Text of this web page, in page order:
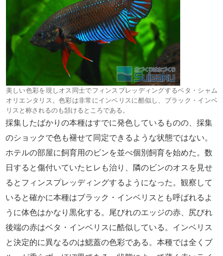
美しい色彩を現しオス同士でフィンスプレッディングするベタ・シャム
オリエンタリス。色彩は非常にインベリスに酷似し、ブラック・インベ
リスと称されるのも頷けるところである。
採集したばかりの本種はすでに発色しているものの、採集
のショックで色も褪せて同定できるような状態ではない。
ホテルの部屋に飼育用のビンを並べ個別飼育を始めた。数
日すると傷付いていたヒレも治り、隣のビンのオスを見せ
るとフィンスプレッディングするようになった。観察して
いると確かに本種はブラック・インベリスとも呼ばれるよ
うに体色はかなり黒化する。尾びれのエッジの赤、尻びれ
後端の赤はベタ・インベリスに酷似している。インベリス
と決定的に異なるのは鰓蓋の色彩である。本種では全くブ